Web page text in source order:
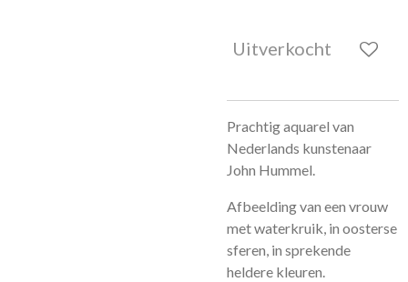
Uitverkocht
Prachtig aquarel van
Nederlands kunstenaar
John Hummel.
Afbeelding van een vrouw
met waterkruik, in oosterse
sferen, in sprekende
heldere kleuren.